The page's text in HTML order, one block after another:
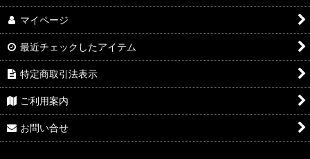
マイページ
最近チェックしたアイテム
特定商取引法表示
ご利用案内
お問い合せ